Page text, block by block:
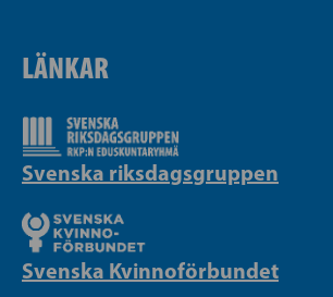
LÄNKAR
Svenska riksdagsgruppen
Svenska Kvinnoförbundet